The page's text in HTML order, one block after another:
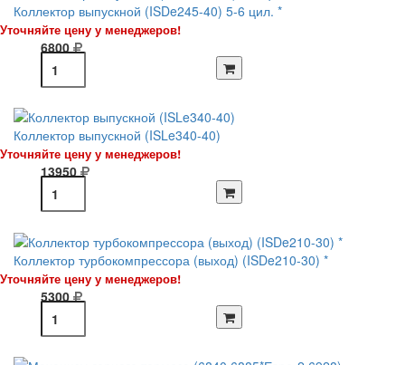
Коллектор выпускной (ISDe245-40) 5-6 цил. *
Уточняйте цену у менеджеров!
6800
Коллектор выпускной (ISLe340-40)
Уточняйте цену у менеджеров!
13950
Коллектор турбокомпрессора (выход) (ISDe210-30) *
Уточняйте цену у менеджеров!
5300